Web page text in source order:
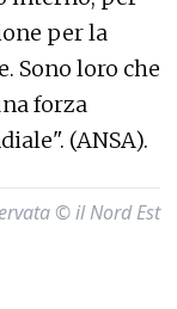
per la
Sono loro che
forza
(ANSA).
© il Nord Est